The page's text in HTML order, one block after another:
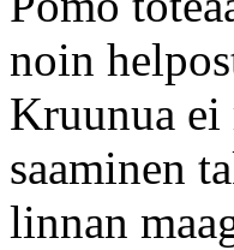
noin
Kruunua
saaminen
linnan